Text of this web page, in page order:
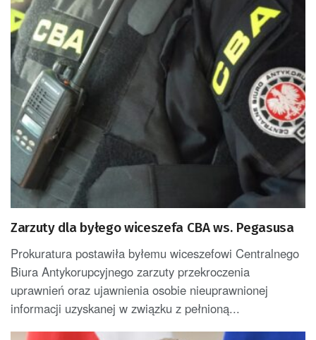
Zarzuty dla byłego wiceszefa CBA ws. Pegasusa
Prokuratura postawiła byłemu wiceszefowi Centralnego
Biura Antykorupcyjnego zarzuty przekroczenia
uprawnień oraz ujawnienia osobie nieuprawnionej
informacji uzyskanej w związku z pełnioną...